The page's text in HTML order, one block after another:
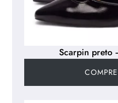
Scarpin preto